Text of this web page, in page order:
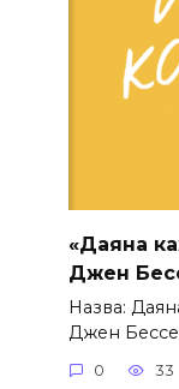
«Даяна
Джен
Назва:
Джен
0 33